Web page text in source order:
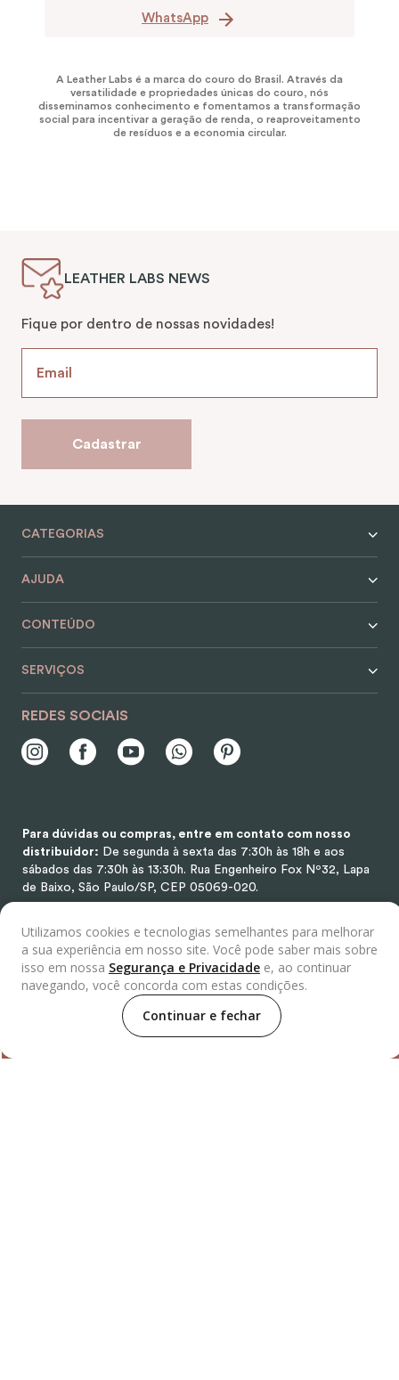
Utilizamos cookies e tecnologias semelhantes para melhorar
a sua experiência em nosso site. Você pode saber mais sobre
isso em nossa Segurança e Privacidade e, ao continuar
navegando, você concorda com estas condições.
Continuar e fechar
WhatsApp
A Leather Labs é a marca do couro do Brasil. Através da
versatilidade e propriedades únicas do couro, nós
disseminamos conhecimento e fomentamos a transformação
social para incentivar a geração de renda, o reaproveitamento
de resíduos e a economia circular.
LEATHER LABS NEWS
Fique por dentro de nossas novidades!
Cadastrar
CATEGORIAS
AJUDA
CONTEÚDO
SERVIÇOS
REDES SOCIAIS
Para dúvidas ou compras, entre em contato com nosso
distribuidor: De segunda à sexta das 7:30h às 18h e aos
sábados das 7:30h às 13:30h. Rua Engenheiro Fox Nº32, Lapa
de Baixo, São Paulo/SP, CEP 05069-020.
Selos